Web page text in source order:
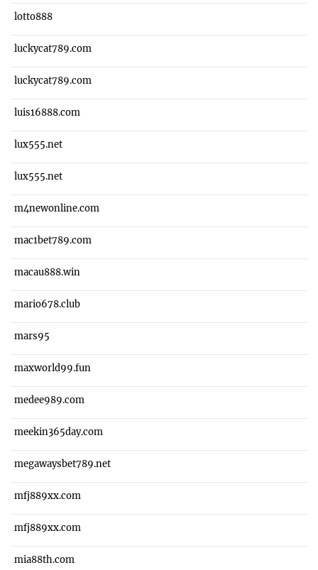
lotto888
luckycat789.com
luckycat789.com
luis16888.com
lux555.net
lux555.net
m4newonline.com
mac1bet789.com
macau888.win
mario678.club
mars95
maxworld99.fun
medee989.com
meekin365day.com
megawaysbet789.net
mfj889xx.com
mfj889xx.com
mia88th.com